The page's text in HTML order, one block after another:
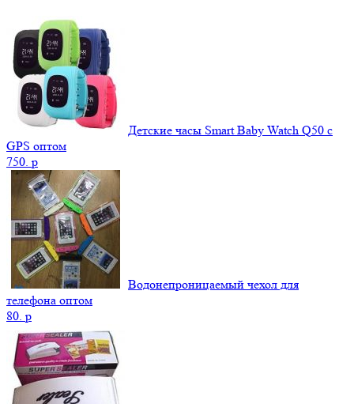
Детские часы Smart Baby Watch Q50 c
GPS оптом
750. p
Водонепроницаемый чехол для
телефона оптом
80. p